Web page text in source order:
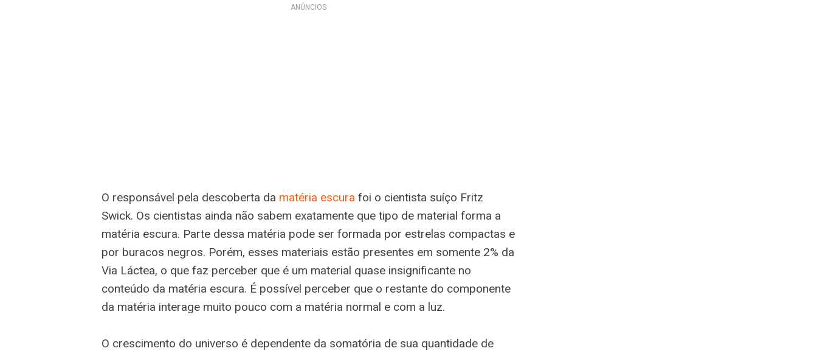
ANÚNCIOS
O responsável pela descoberta da matéria escura foi o cientista suíço Fritz
Swick. Os cientistas ainda não sabem exatamente que tipo de material forma a
matéria escura. Parte dessa matéria pode ser formada por estrelas compactas e
por buracos negros. Porém, esses materiais estão presentes em somente 2% da
Via Láctea, o que faz perceber que é um material quase insignificante no
conteúdo da matéria escura. É possível perceber que o restante do componente
da matéria interage muito pouco com a matéria normal e com a luz.
O crescimento do universo é dependente da somatória de sua quantidade de